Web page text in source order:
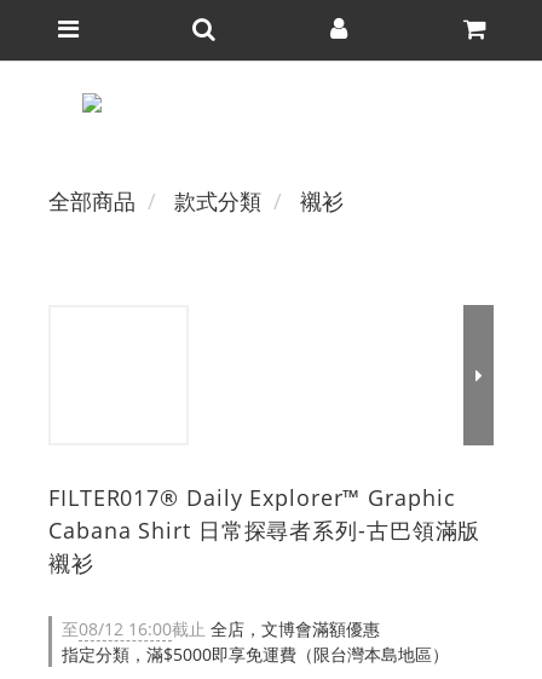
全部商品 款式分類 襯衫
FILTER017® Daily Explorer™ Graphic
Cabana Shirt 日常探尋者系列-古巴領滿版
襯衫
至08/12 16:00截止 全店，文博會滿額優惠
指定分類，滿$5000即享免運費（限台灣本島地區）